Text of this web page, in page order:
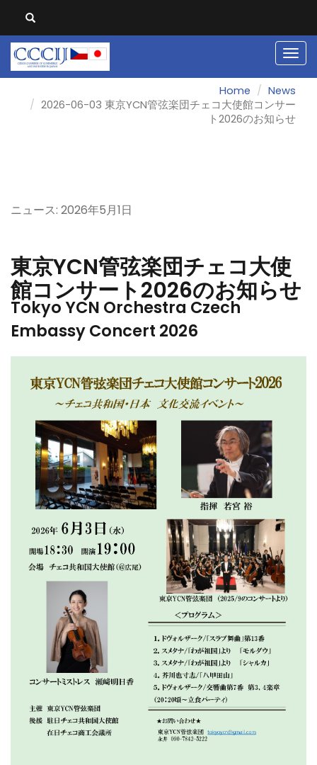
Home
News
2026-06-03 東京YCN管弦楽団チェコ大使館コンサー
ト2026のお知らせ
ニュース: 2026年5月1日
東京YCN管弦楽団チェコ大使
館コンサート2026のお知らせ
Tokyo YCN Orchestra Czech
Embassy Concert 2026